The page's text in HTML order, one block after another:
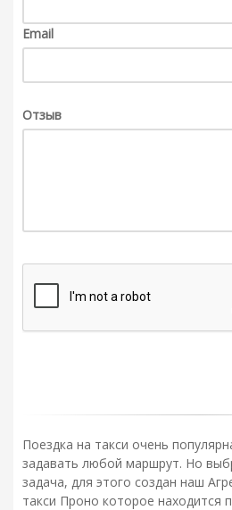
Email
Отзыв
Поездка на такси очень
задавать любой маршрут. Но
задача, для этого создан наш
такси Проно которое находится